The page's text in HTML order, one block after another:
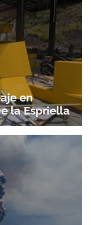
en
la Espriella